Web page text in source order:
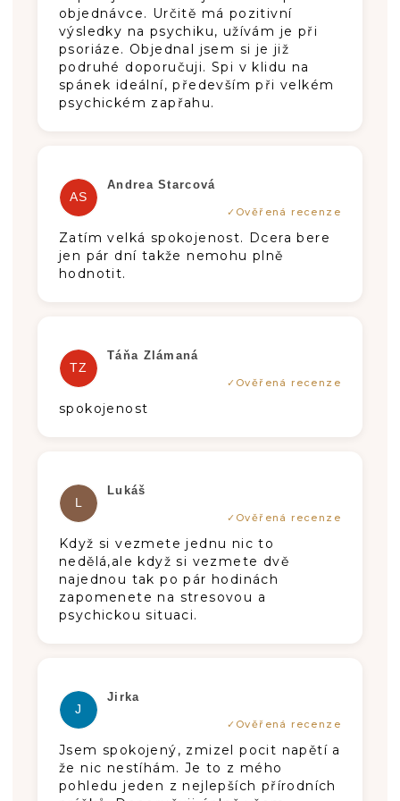
objednávce. Určitě má pozitivní
výsledky na psychiku, užívám je při
psoriáze. Objednal jsem si je již
podruhé doporučuji. Spi v klidu na
spánek ideální, především při velkém
psychickém zapřahu.
AS
Andrea Starcová
Die Produktbewertung beträgt 5 von
Zatím velká spokojenost. Dcera bere
jen pár dní takže nemohu plně
hodnotit.
TZ
Táňa Zlámaná
Die Produktbewertung beträgt 5 von
spokojenost
L
Lukáš
Die Produktbewertung beträgt 4 von
Když si vezmete jednu nic to
nedělá,ale když si vezmete dvě
najednou tak po pár hodinách
zapomenete na stresovou a
psychickou situaci.
J
Jirka
Die Produktbewertung beträgt 5 von
Jsem spokojený, zmizel pocit napětí a
že nic nestíhám. Je to z mého
pohledu jeden z nejlepších přírodních